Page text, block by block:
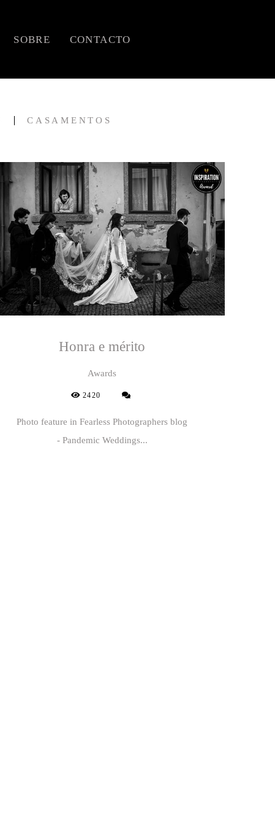
SOBRE CONTACTO
CASAMENTOS
Honra e mérito
Awards
2420
Photo feature in Fearless Photographers blog
- Pandemic Weddings...